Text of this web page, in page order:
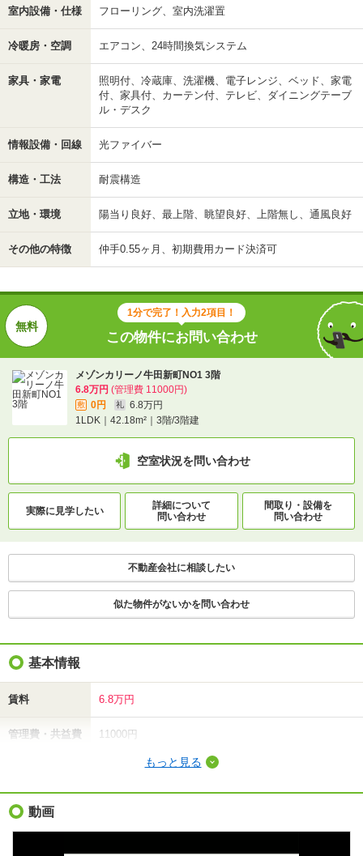
室内設備・仕様 フローリング、室内洗濯置
冷暖房・空調 エアコン、24時間換気システム
家具・家電
照明付、冷蔵庫、洗濯機、電子レンジ、ベッド、家電
付、家具付、カーテン付、テレビ、ダイニングテーブ
ル・デスク
情報設備・回線 光ファイバー
構造・工法 耐震構造
立地・環境 陽当り良好、最上階、眺望良好、上階無し、通風良好
その他の特徴 仲手0.55ヶ月、初期費用カード決済可
1分で完了！入力2項目！
この物件にお問い合わせ
メゾンカリーノ牛田新町NO1 3階
6.8万円 (管理費 11000円)
敷 0円 礼
6.8万円
1LDK｜42.18m²｜3階/3階建
空室状況を問い合わせ
実際に見学したい
詳細について
問い合わせ
間取り・設備を
問い合わせ
不動産会社に相談したい
似た物件がないかを問い合わせ
基本情報
賃料 6.8万円
管理費・共益費 11000円
礼金（敷引・償
却金）
間取り / 専有面
もっと見る
動画